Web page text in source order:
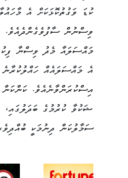
ކުޑަ ވަގުތުކޮޅަކަށް އެ
ވިސްނުން ސާފުވެގެންދެއެވެ.
މައްސަލައާ މެދު ވިސްނާ
އެ މައްސަލައެއް
އިސްކުރަންވާނެއެވެ.
ޝަކުވާ ކުރުމުގެ
ސަމާލުކަން ދިނުމަކީ